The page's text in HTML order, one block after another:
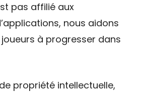
pas affilié aux
nous aidons
à progresser dans
propriété intellectuelle,